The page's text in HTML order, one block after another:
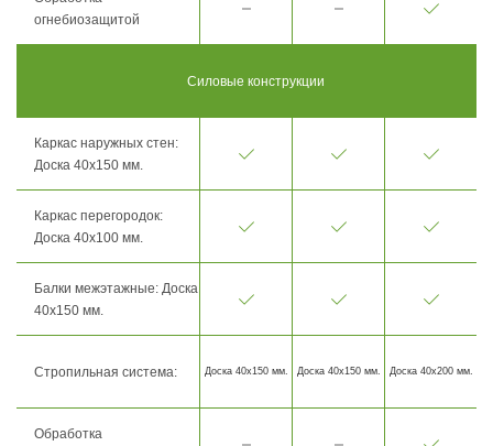
огнебиозащитой
Силовые конструкции
Каркас наружных стен:
Доска 40х150 мм.
Каркас перегородок:
Доска 40х100 мм.
Балки межэтажные: Доска
40х150 мм.
Стропильная система: Доска 40х150 мм. Доска 40х150 мм. Доска 40х200 мм.
Обработка